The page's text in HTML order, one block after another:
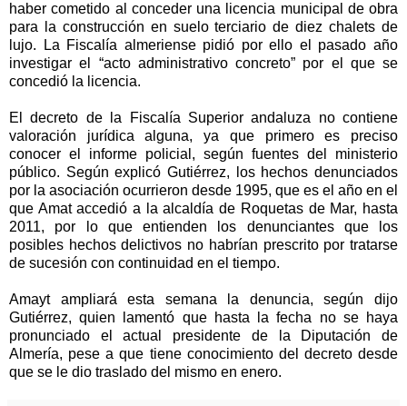
haber cometido al conceder una licencia municipal de obra
para la construcción en suelo terciario de diez chalets de
lujo. La Fiscalía almeriense pidió por ello el pasado año
investigar el “acto administrativo concreto” por el que se
concedió la licencia.
El decreto de la Fiscalía Superior andaluza no contiene
valoración jurídica alguna, ya que primero es preciso
conocer el informe policial, según fuentes del ministerio
público. Según explicó Gutiérrez, los hechos denunciados
por la asociación ocurrieron desde 1995, que es el año en el
que Amat accedió a la alcaldía de Roquetas de Mar, hasta
2011, por lo que entienden los denunciantes que los
posibles hechos delictivos no habrían prescrito por tratarse
de sucesión con continuidad en el tiempo.
Amayt ampliará esta semana la denuncia, según dijo
Gutiérrez, quien lamentó que hasta la fecha no se haya
pronunciado el actual presidente de la Diputación de
Almería, pese a que tiene conocimiento del decreto desde
que se le dio traslado del mismo en enero.